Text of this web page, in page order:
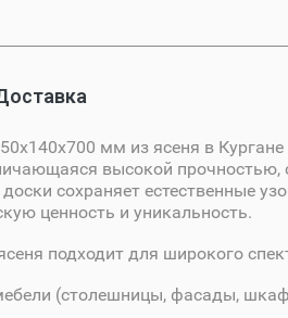
мм из ясеня в
высокой прочностью,
сохраняет естественные
ценность и уникальность.
подходит для широкого
(столешницы, фасады,